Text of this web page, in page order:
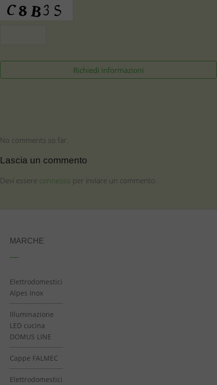
No comments so far.
Lascia un commento
Devi essere connesso per inviare un commento.
MARCHE
Elettrodomestici
Alpes Inox
Illuminazione
LED cucina
DOMUS LINE
Cappe FALMEC
Elettrodomestici